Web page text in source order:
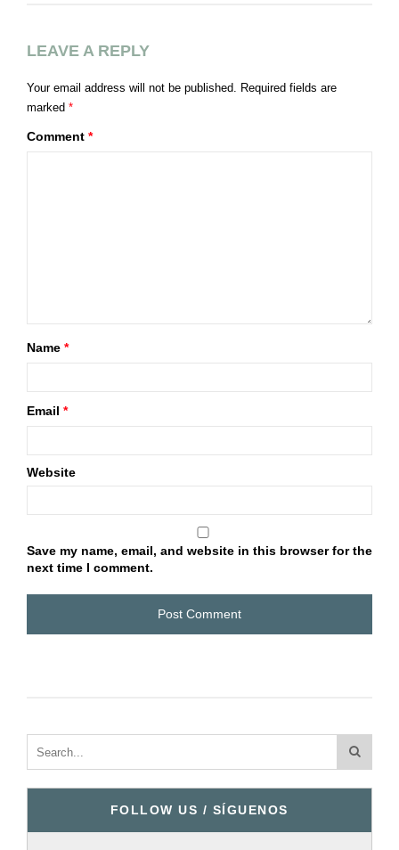
LEAVE A REPLY
Your email address will not be published. Required fields are
marked *
Comment *
Name *
Email *
Website
Save my name, email, and website in this browser for the
next time I comment.
FOLLOW US / SÍGUENOS